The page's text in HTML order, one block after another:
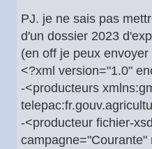
PJ. je ne sais pas
d'un dossier 2023
(en off je peux
<?xml version="1.0"
-<producteurs
-<producteur fichier-